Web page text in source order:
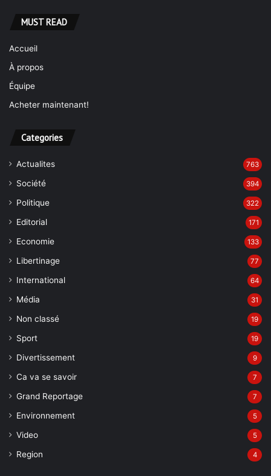
MUST READ
Accueil
À propos
Équipe
Acheter maintenant!
Categories
Actualites 763
Société 394
Politique 322
Editorial 171
Economie 133
Libertinage 77
International 64
Média 31
Non classé 19
Sport 19
Divertissement 9
Ca va se savoir 7
Grand Reportage 7
Environnement 5
Video 5
Region 4